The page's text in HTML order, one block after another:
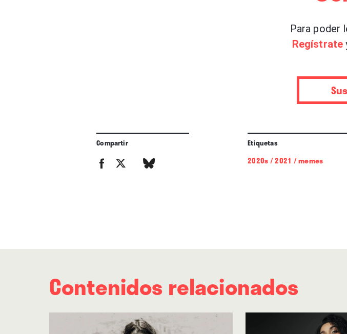
fase revisión
en TikTok a lo largo
arbitrario que
Reina del Otoño,la
Para poder
Regístrate
Compartir Etiquetas
2020s/2021 /memes
Contenidos relacionados